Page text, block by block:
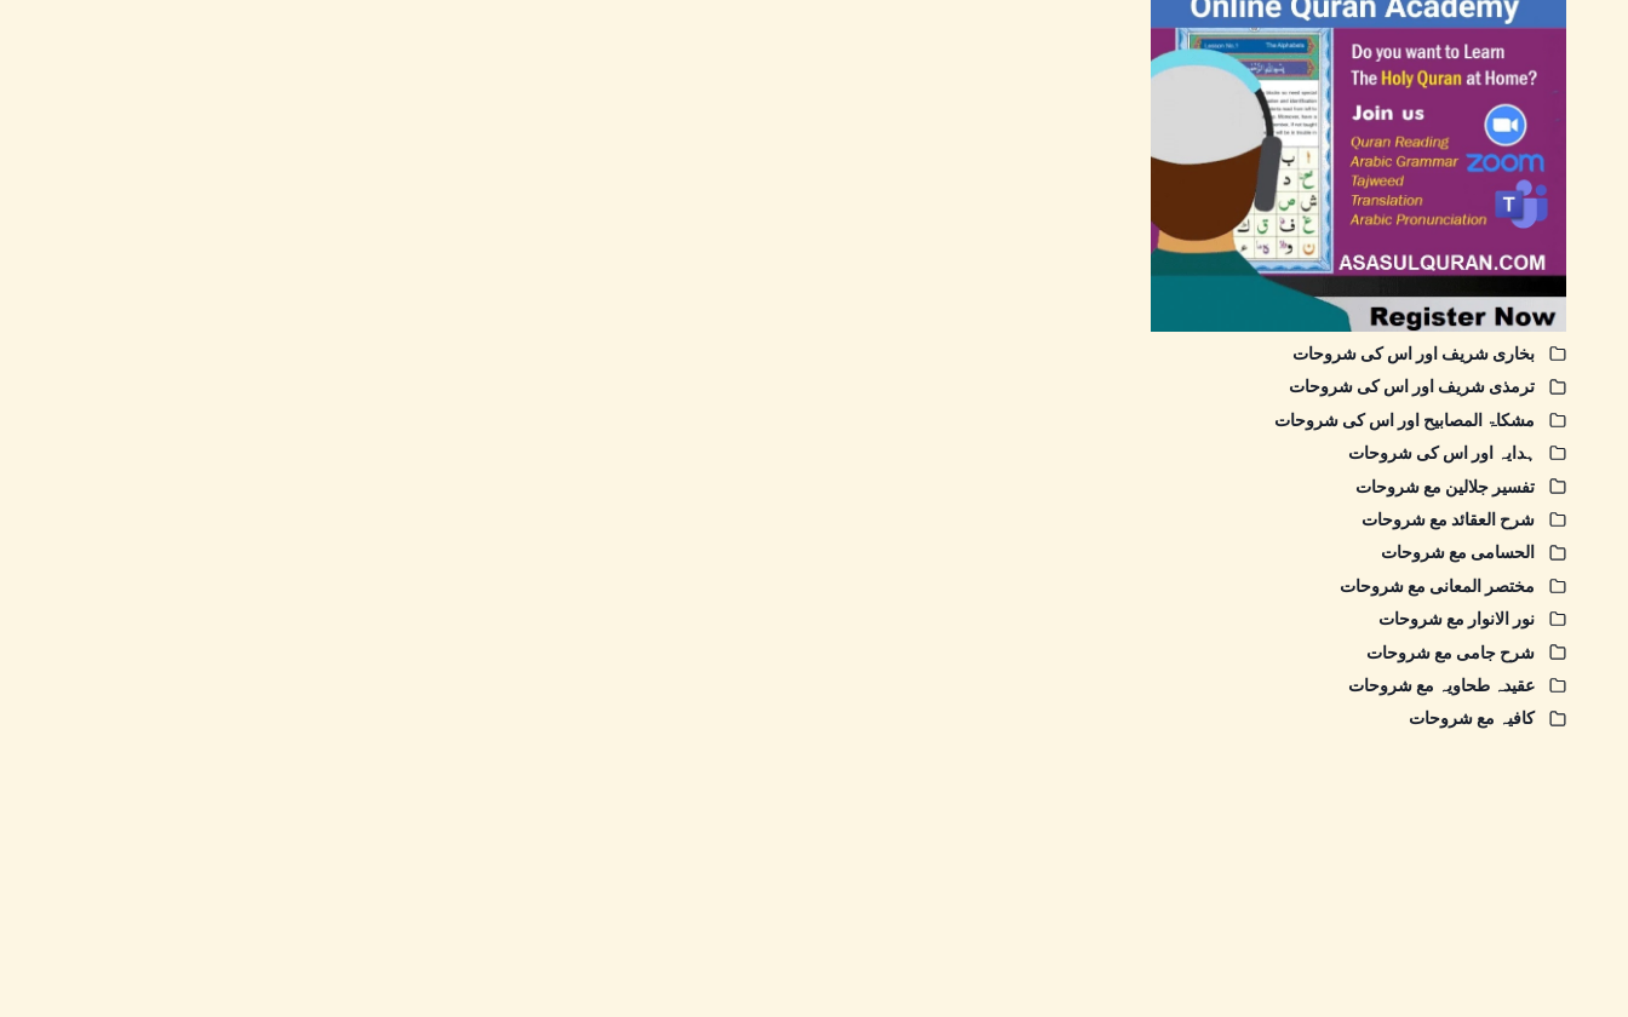
بخاری شریف اور اس کی شروحات
ترمذی شریف اور اس کی شروحات
مشکاۃ المصابیح اور اس کی شروحات
ہدایہ اور اس کی شروحات
تفسیر جلالین مع شروحات
شرح العقائد مع شروحات
الحسامی مع شروحات
مختصر المعانی مع شروحات
نور الانوار مع شروحات
شرح جامی مع شروحات
عقیدہ طحاویہ مع شروحات
کافیہ مع شروحات